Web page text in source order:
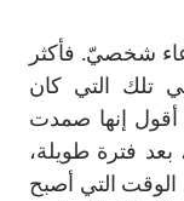
شخصيّ. فأكثر
تلك التي كان
أقول إنها صمدت
بعد فترة طويلة،
التي أصبح